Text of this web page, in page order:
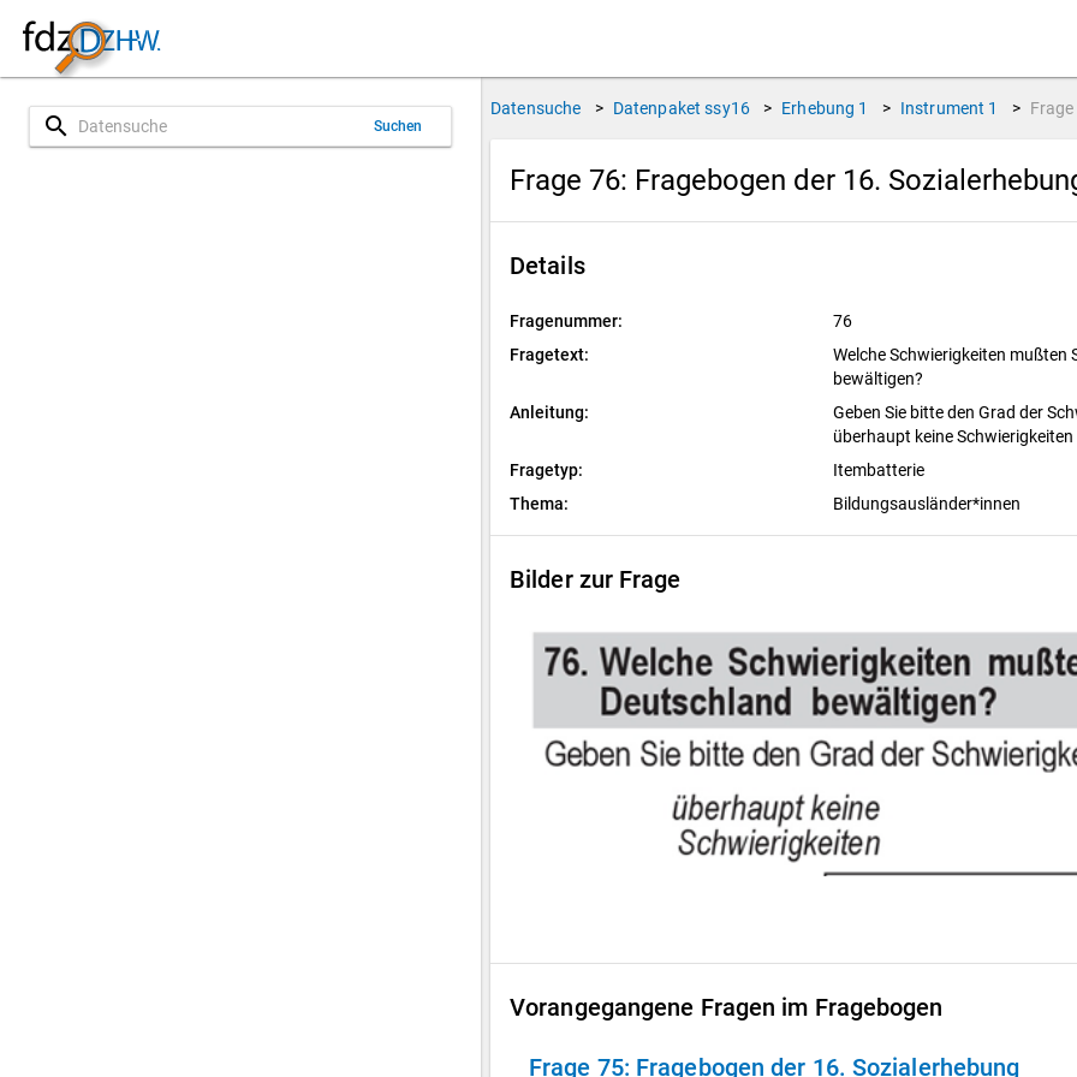
search Suchen
Datensuche > Datenpaket ssy16 > Erhebung 1 > Instrument 1 > Frage
Frage 76: Fragebogen der 16.
Details
Fragenummer:
76
Fragetext:
Welche Schwierigkeiten mußten
bewältigen?
Anleitung:
Geben Sie bitte den Grad der
überhaupt keine
Fragetyp:
Itembatterie
Thema:
Bildungsausländer*innen
Bilder zur Frage
Vorangegangene Fragen im Fragebogen
Frage 75: Fragebogen der 16. Sozialerhebung